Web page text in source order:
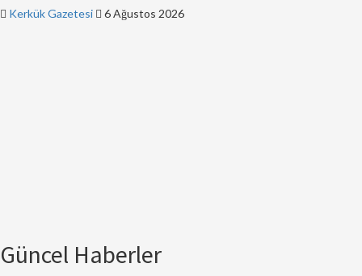
Kerkük Gazetesi 6 Ağustos 2026
Güncel Haberler